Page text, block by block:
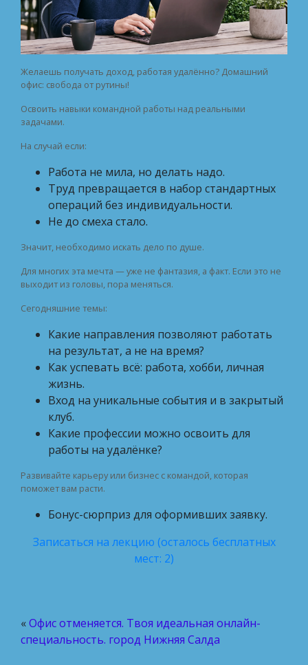
Желаешь получать доход, работая удалённо? Домашний
офис: свобода от рутины!
Освоить навыки командной работы над реальными
задачами.
На случай если:
Работа не мила, но делать надо.
Труд превращается в набор стандартных
операций без индивидуальности.
Не до смеха стало.
Значит, необходимо искать дело по душе.
Для многих эта мечта — уже не фантазия, а факт. Если это не
выходит из головы, пора меняться.
Сегодняшние темы:
Какие направления позволяют работать
на результат, а не на время?
Как успевать всё: работа, хобби, личная
жизнь.
Вход на уникальные события и в закрытый
клуб.
Какие профессии можно освоить для
работы на удалёнке?
Развивайте карьеру или бизнес с командой, которая
поможет вам расти.
Бонус-сюрприз для оформивших заявку.
Записаться на лекцию (осталось бесплатных
мест: 2)
«Офис отменяется. Твоя идеальная онлайн-
специальность. город Нижняя Салда